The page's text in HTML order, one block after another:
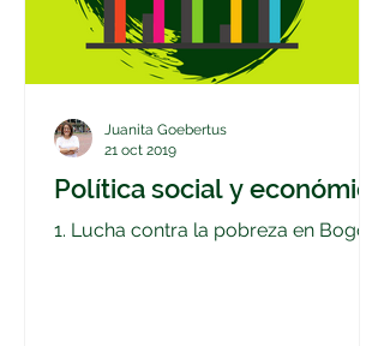
Política social y económica
1. Lucha contra la pobreza en Bogotá
Juanita Goebertus
21 oct 2019